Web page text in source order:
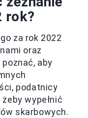
rok?
za rok 2022
oraz
aby
podatnicy
żeby wypełnić
skarbowych.